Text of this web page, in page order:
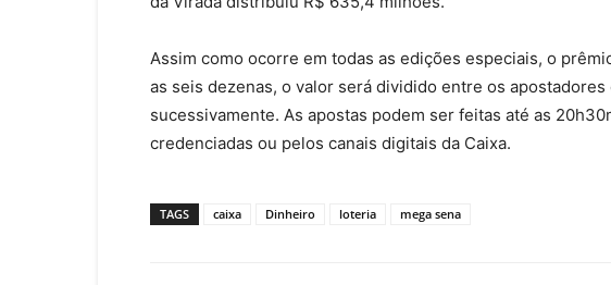
Assim como ocorre em todas as edições especiais, o
as seis dezenas, o valor será dividido entre os
sucessivamente. As apostas podem ser feitas até as
credenciadas ou pelos canais digitais da Caixa.
TAGS caixa Dinheiro loteria mega sena